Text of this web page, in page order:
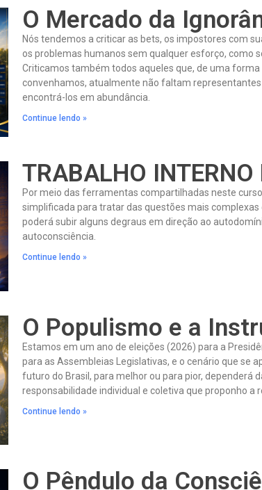
O Mercado da
Nós tendemos a criticar as bets, os impostores com
os problemas humanos sem qualquer esforço, como
Criticamos também todos aqueles que, de uma
convenhamos, atualmente não faltam
encontrá-los em abundância.
Continue lendo »
TRABALHO INTERNO
Por meio das ferramentas compartilhadas neste
simplificada para tratar das questões mais
poderá subir alguns degraus em direção ao
autoconsciência.
Continue lendo »
O Populismo e a
Estamos em um ano de eleições (2026) para a
para as Assembleias Legislativas, e o cenário que se
futuro do Brasil, para melhor ou para pior, dependerá
responsabilidade individual e coletiva que proponho a
Continue lendo »
O Pêndulo da